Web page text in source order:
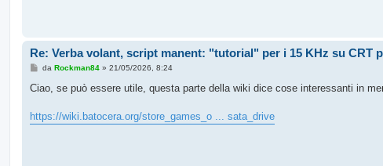
Re: Verba volant, script manent: "tutorial" per i 15 KHz su CRT
M
s
g
g
da Rockman84» 21/05/2026, 8:24
Ciao, se può essere utile, questa parte della wiki dice cose interessanti in
https://wiki.batocera.org/store_games_o ... sata_drive